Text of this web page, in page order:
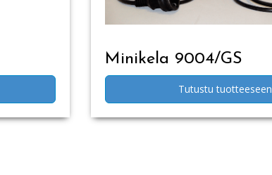
Minikela 9004/GS
Tutustu tuotteeseen